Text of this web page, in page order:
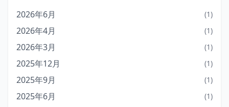
2026年6月 (1)
2026年4月 (1)
2026年3月 (1)
2025年12月 (1)
2025年9月 (1)
2025年6月 (1)